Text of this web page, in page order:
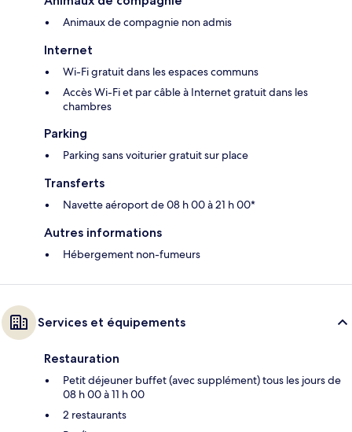
Animaux de compagnie non admis
Internet
Wi-Fi gratuit dans les espaces communs
Accès Wi-Fi et par câble à Internet gratuit dans les
chambres
Parking
Parking sans voiturier gratuit sur place
Transferts
Navette aéroport de 08 h 00 à 21 h 00*
Autres informations
Hébergement non-fumeurs
Services et équipements
Restauration
Petit déjeuner buffet (avec supplément) tous les jours de
08 h 00 à 11 h 00
2 restaurants